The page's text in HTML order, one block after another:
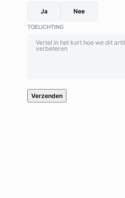
Ja Nee
TOELICHTING
Verzenden